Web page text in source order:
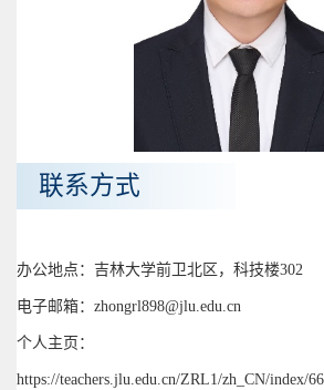
联系方式
办公地点：吉林大学前卫北区，科技楼302
电子邮箱：zhongrl898@jlu.edu.cn
个人主页：
https://teachers.jlu.edu.cn/ZRL1/zh_CN/index/